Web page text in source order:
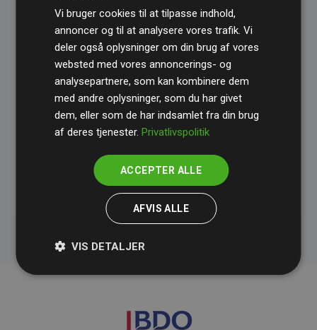
Alle projekter er verificeret gennem Gold
Standard– en international ordning, der sikrer høj
kvalitet og gennemsigtighed i klimainvesteringer.
Du kan læse mere om de konkrete projekter
initiativet Websites, der støtter klimaprojekter
Vi bruger cookies til at tilpasse indhold,
annoncer og til at analysere vores trafik. Vi
deler også oplysninger om din brug af vores
websted med vores annoncerings- og
analysepartnere, som kan kombinere dem
med andre oplysninger, som du har givet
dem, eller som de har indsamlet fra din brug
af deres tjenester.Privatlivspolitik
ACCEPTER ALLE
AFVIS ALLE
VIS DETALJER